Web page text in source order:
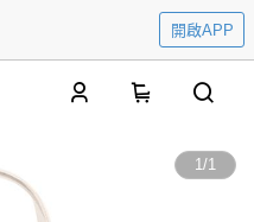
開啟APP
1/1